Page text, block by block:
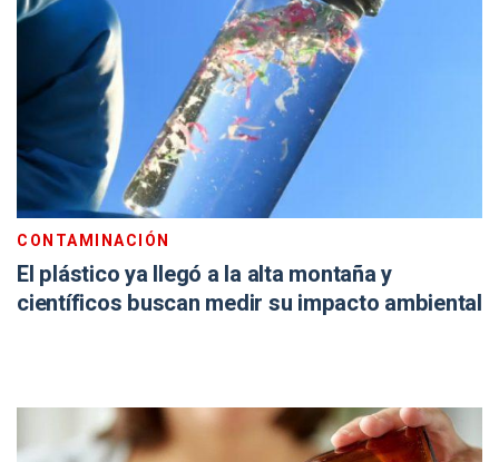
CONTAMINACIÓN
El plástico ya llegó a la alta montaña y
científicos buscan medir su impacto ambiental